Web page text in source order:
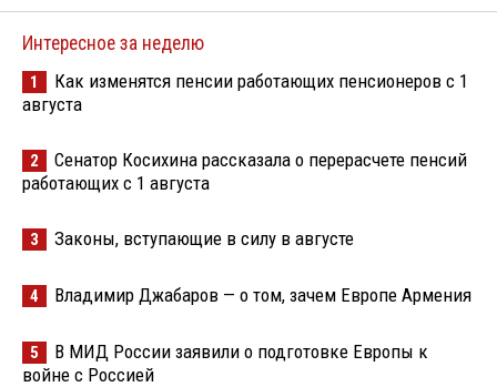
Интересное за неделю
1
Как изменятся пенсии работающих пенсионеров с 1
августа
2
Сенатор Косихина рассказала о перерасчете пенсий
работающих с 1 августа
3 Законы, вступающие в силу в августе
4 Владимир Джабаров — о том, зачем Европе Армения
5
В МИД России заявили о подготовке Европы к
войне с Россией